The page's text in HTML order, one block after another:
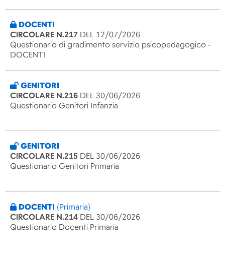
DOCENTI
CIRCOLARE N.217 DEL 12/07/2026
Questionario di gradimento servizio psicopedagogico -
DOCENTI
GENITORI
CIRCOLARE N.216 DEL 30/06/2026
Questionario Genitori Infanzia
GENITORI
CIRCOLARE N.215 DEL 30/06/2026
Questionario Genitori Primaria
DOCENTI (Primaria)
CIRCOLARE N.214 DEL 30/06/2026
Questionario Docenti Primaria